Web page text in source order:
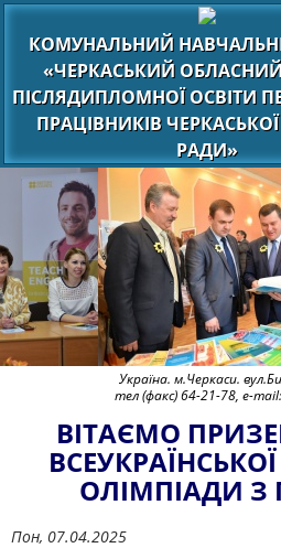
КОМУНАЛЬНИЙ
«ЧЕРКАСЬКИЙ ОБЛАСНИЙ
ПІСЛЯДИПЛОМНОЇ ОСВІТИ
ПРАЦІВНИКІВ
РАДИ»
Україна. м.Черкаси.
тел (факс) 64-21-78, e-mail:
ВІТАЄМО
ОЛІМПІАДИ З
Пон, 07.04.2025